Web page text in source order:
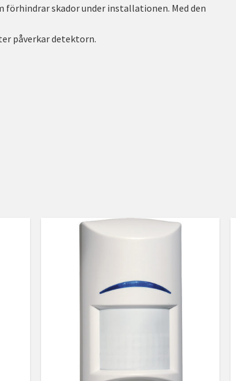
förhindrar skador under installationen. Med den
påverkar detektorn.